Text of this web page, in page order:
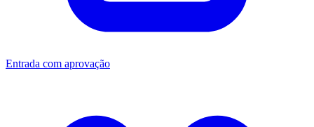
Entrada com aprovação